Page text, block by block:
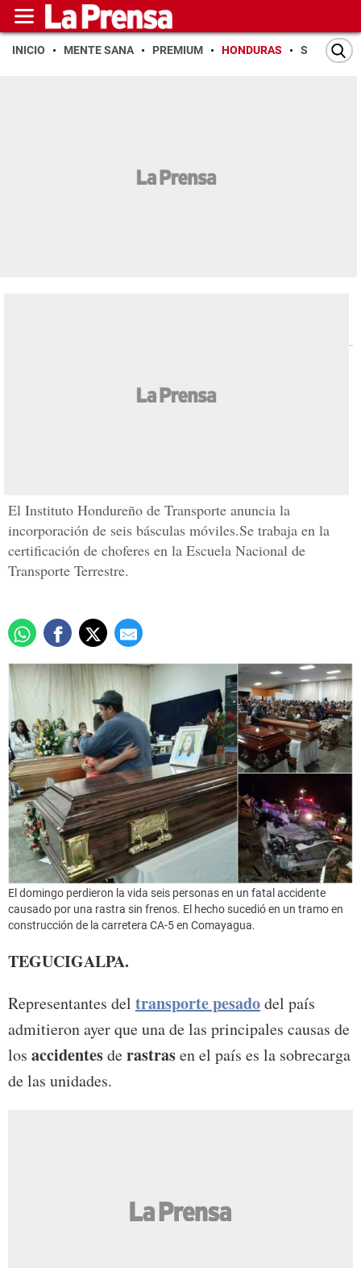
INICIO MENTE SANA PREMIUM HONDURAS SAN PEDRO
Transportistas admiten
que rastras circulan con
El Instituto Hondureño de Transporte anuncia la
incorporación de seis básculas móviles.Se trabaja en la
certificación de choferes en la Escuela Nacional de
Transporte Terrestre.
El domingo perdieron la vida seis personas en un fatal accidente
causado por una rastra sin frenos. El hecho sucedió en un tramo en
construcción de la carretera CA-5 en Comayagua.
TEGUCIGALPA.
Representantes del transporte pesadodel país
admitieron ayer que una de las principales causas de
los accidentesderastrasen el país es la sobrecarga
de las unidades.